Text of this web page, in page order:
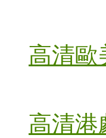
高清歐
高清港